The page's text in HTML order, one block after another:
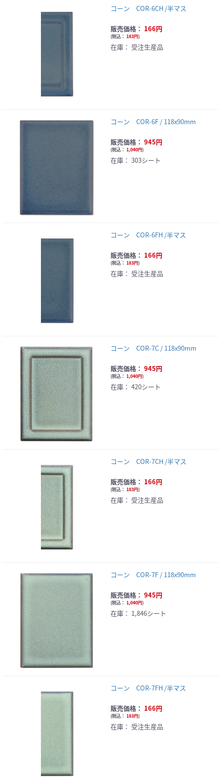
コーン COR-6CH /半マス
販売価格： 166円
(税込： 183円)
在庫： 受注生産品
コーン COR-6F / 118x90mm
販売価格： 945円
(税込： 1,040円)
在庫： 303シート
コーン COR-6FH /半マス
販売価格： 166円
(税込： 183円)
在庫： 受注生産品
コーン COR-7C / 118x90mm
販売価格： 945円
(税込： 1,040円)
在庫： 420シート
コーン COR-7CH /半マス
販売価格： 166円
(税込： 183円)
在庫： 受注生産品
コーン COR-7F / 118x90mm
販売価格： 945円
(税込： 1,040円)
在庫： 1,846シート
コーン COR-7FH /半マス
販売価格： 166円
(税込： 183円)
在庫： 受注生産品